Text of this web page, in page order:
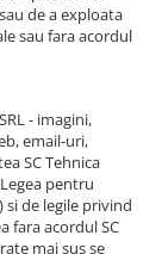
de a exploata
sau fara acordul
- imagini,
email-uri,
SC Tehnica
pentru
de legile privind
fara acordul SC
mai sus se